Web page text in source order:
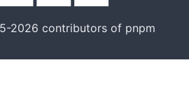
2026 contributors of pnpm